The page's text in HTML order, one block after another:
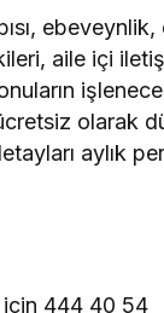
aile içi
olarak
aylık
için 444 40 54